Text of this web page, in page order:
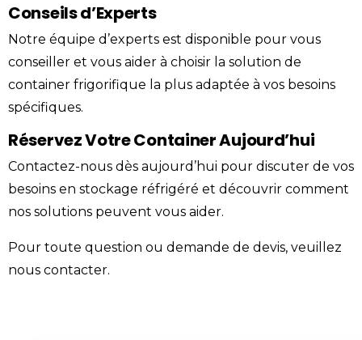
Conseils d’Experts
Notre équipe d’experts est disponible pour vous
conseiller et vous aider à choisir la solution de
container frigorifique la plus adaptée à vos besoins
spécifiques.
Réservez Votre Container Aujourd’hui
Contactez-nous dès aujourd’hui pour discuter de vos
besoins en stockage réfrigéré et découvrir comment
nos solutions peuvent vous aider.
Pour toute question ou demande de devis, veuillez
nous contacter.